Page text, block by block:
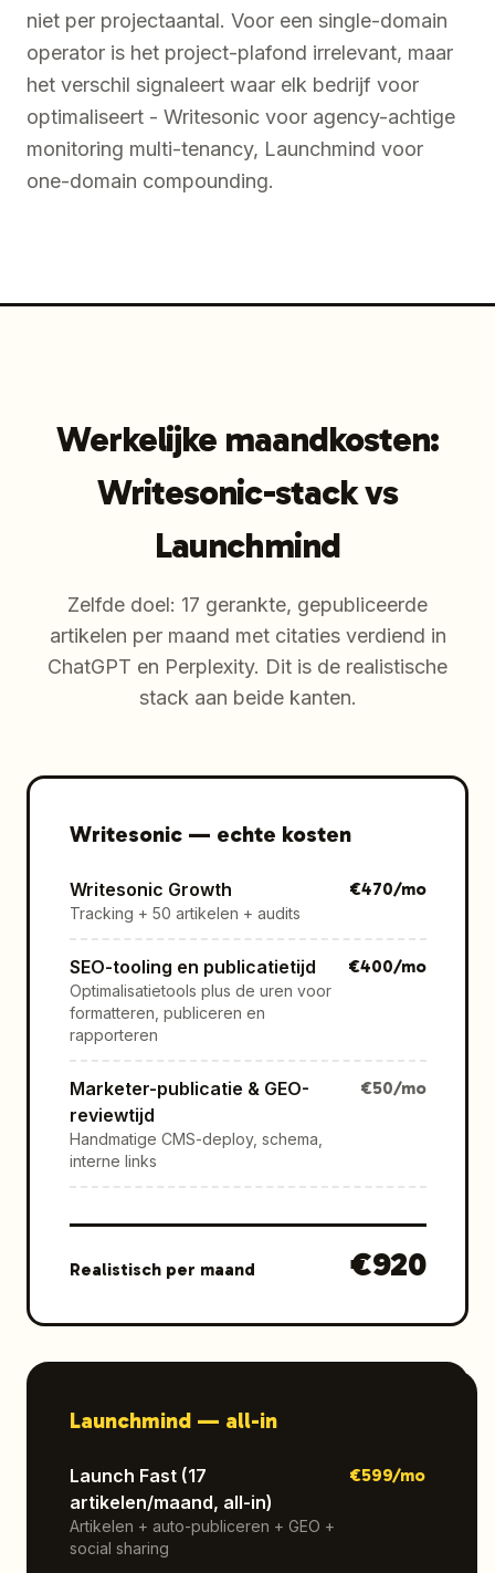
niet per projectaantal. Voor een single-domain
operator is het project-plafond irrelevant, maar
het verschil signaleert waar elk bedrijf voor
optimaliseert - Writesonic voor agency-achtige
monitoring multi-tenancy, Launchmind voor
one-domain compounding.
Werkelijke maandkosten:
Writesonic-stack vs
Launchmind
Zelfde doel: 17 gerankte, gepubliceerde
artikelen per maand met citaties verdiend in
ChatGPT en Perplexity. Dit is de realistische
stack aan beide kanten.
Writesonic— echte kosten
Writesonic Growth
Tracking + 50 artikelen + audits
€470/mo
SEO-tooling en publicatietijd
Optimalisatietools plus de uren voor
formatteren, publiceren en
rapporteren
€400/mo
Marketer-publicatie & GEO-
reviewtijd
Handmatige CMS-deploy, schema,
interne links
€50/mo
Realistisch per maand €920
Launchmind — all-in
Launch Fast (17
artikelen/maand, all-in)
Artikelen + auto-publiceren + GEO +
social sharing
€599/mo